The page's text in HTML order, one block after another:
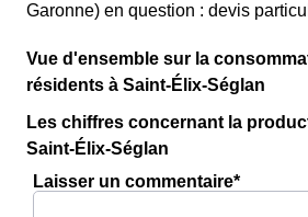
Garonne) en question : devis
Vue d'ensemble sur la
résidents à Saint-Élix-Séglan
Les chiffres concernant la
Saint-Élix-Séglan
Laisser un commentaire*